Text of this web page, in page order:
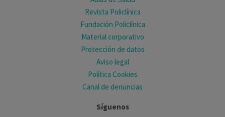
Revista Policlínica
Fundación Policlínica
Material corporativo
Protección de datos
Aviso legal
Política Cookies
Canal de denuncias
Síguenos